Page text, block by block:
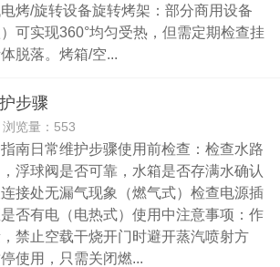
烤/旋转设备‌旋转烤架‌：部分商用设备
）可实现360°均匀受热，但需定期检查挂
脱落‌。烤箱/空...
步骤
览量：553
南日常维护步骤‌使用前检查‌：检查水路
浮球阀是否可靠，水箱是否存满水确认
接处无漏气现象（燃气式）检查电源插
否有电（电热式）‌使用中注意事项‌：作
禁止空载干烧开门时避开蒸汽喷射方
使用，只需关闭燃...